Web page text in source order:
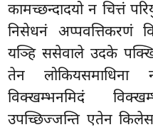
कामच्छन्दादयो न चित्तं
निसेधनं अप्पवत्तिकरणं
यञ्हिससेवाले उदके
तेन लोकियसमाधिना
विक्खम्भनमिदं
उपच्छिज्जन्ति एतेन